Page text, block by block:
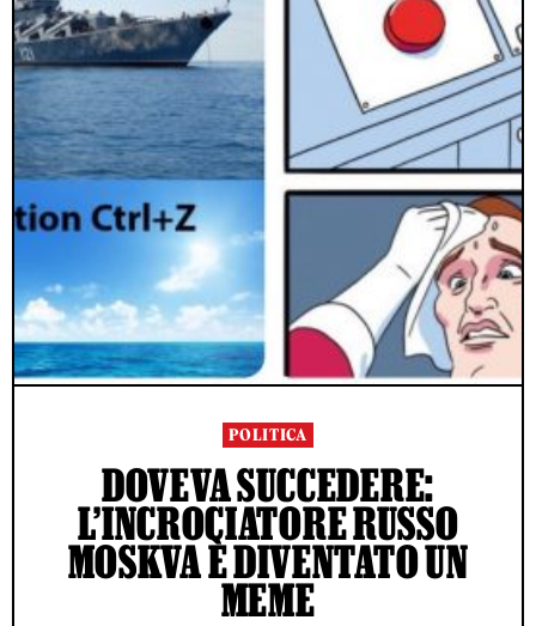
POLITICA
DOVEVA SUCCEDERE:
L’INCROCIATORE RUSSO
MOSKVA È DIVENTATO UN
MEME